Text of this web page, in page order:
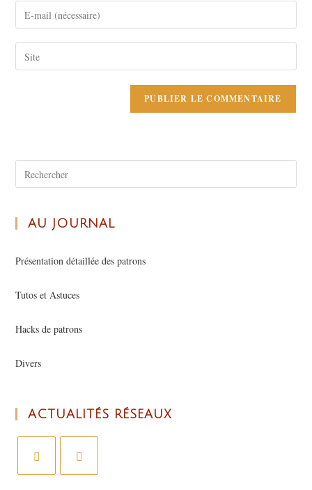
AU JOURNAL
Présentation détaillée des patrons
Tutos et Astuces
Hacks de patrons
Divers
ACTUALITÉS RÉSEAUX